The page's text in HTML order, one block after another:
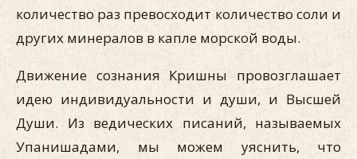
количество раз превосходит количество соли и
других минералов в капле морской воды.
Движение сознания Кришны провозглашает
идею индивидуальности и души, и Высшей
Души. Из ведических писаний, называемых
Упанишадами, мы можем уяснить, что